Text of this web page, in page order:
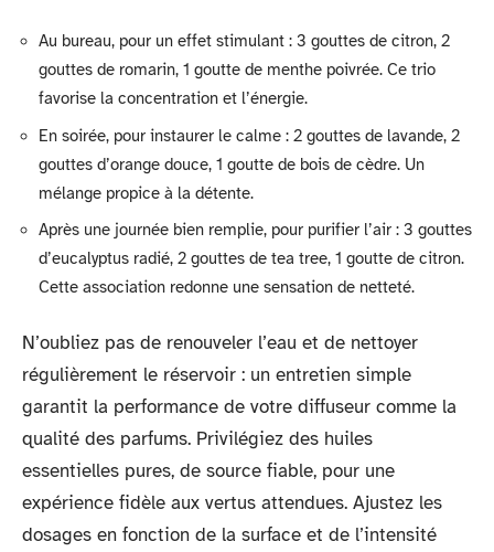
Au bureau, pour un effet stimulant : 3 gouttes de citron, 2
gouttes de romarin, 1 goutte de menthe poivrée. Ce trio
favorise la concentration et l’énergie.
En soirée, pour instaurer le calme : 2 gouttes de lavande, 2
gouttes d’orange douce, 1 goutte de bois de cèdre. Un
mélange propice à la détente.
Après une journée bien remplie, pour purifier l’air : 3 gouttes
d’eucalyptus radié, 2 gouttes de tea tree, 1 goutte de citron.
Cette association redonne une sensation de netteté.
N’oubliez pas de renouveler l’eau et de nettoyer
régulièrement le réservoir : un entretien simple
garantit la performance de votre diffuseur comme la
qualité des parfums. Privilégiez des huiles
essentielles pures, de source fiable, pour une
expérience fidèle aux vertus attendues. Ajustez les
dosages en fonction de la surface et de l’intensité